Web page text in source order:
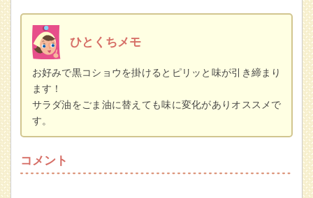
ひとくちメモ
お好みで黒コショウを掛けるとピリッと味が引き締まり
ます！
サラダ油をごま油に替えても味に変化がありオススメで
す。
コメント